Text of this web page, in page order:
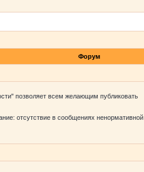
Форум
позволяет всем желающим публиковать
отсутствие в сообщениях ненормативной